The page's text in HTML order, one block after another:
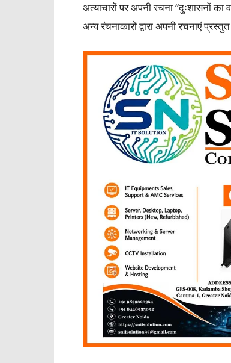
अत्याचारों पर अपनी रचना “दुःशासनों का
अन्य रंचनाकारों द्वारा अपनी रचनाएं